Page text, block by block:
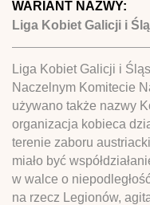
WARIANT NAZWY:
Liga Kobiet Galicji i
Liga Kobiet Galicji i
Naczelnym Komitecie
używano także nazwy
organizacja kobieca
terenie zaboru
miało być
w walce o
na rzecz Legionów,